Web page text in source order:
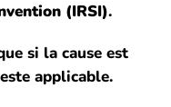
(IRSI).
si la cause est
applicable.